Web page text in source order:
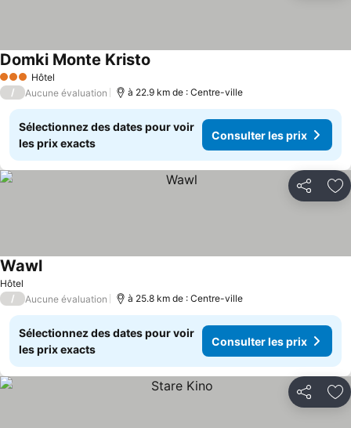
3 ÉtoilesHôtel
Domki Monte Kristo
/ Aucune évaluation à 22.9 km de : Centre-ville
Sélectionnez des dates pour voir
les prix exacts
Consulter les prix
Partager
Hôtel
Wawl
/ Aucune évaluation à 25.8 km de : Centre-ville
Sélectionnez des dates pour voir
les prix exacts
Consulter les prix
Partager